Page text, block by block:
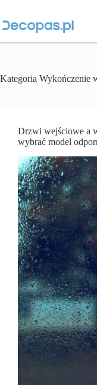
treści
Kategoria Wykończenie
Drzwi wejściowe a
wybrać model